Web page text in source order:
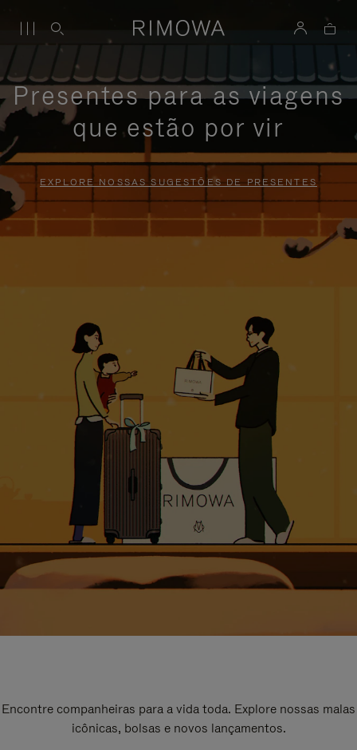
Presentes para as viagens
que estão por vir
EXPLORE NOSSAS SUGESTÕES DE PRESENTES
Encontre companheiras para a vida toda. Explore nossas malas
icônicas, bolsas e novos lançamentos.